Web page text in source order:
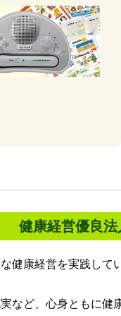
健康経営優良法
健康経営を実践して
など、心身ともに健